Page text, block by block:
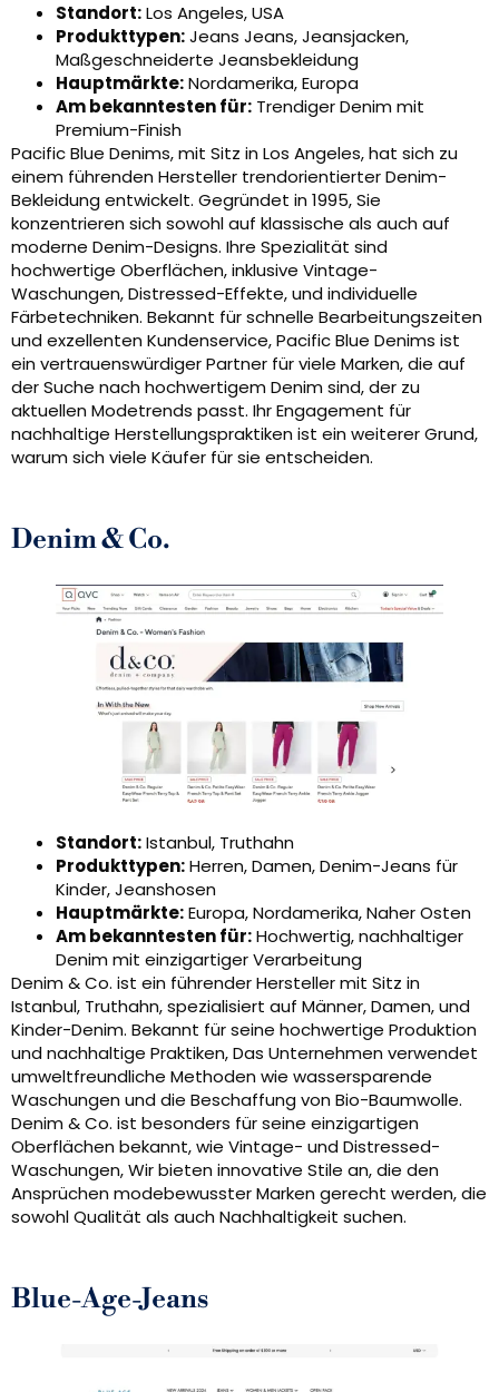
Standort:Los Angeles, USA
Produkttypen:Jeans Jeans, Jeansjacken,
Maßgeschneiderte Jeansbekleidung
Hauptmärkte:Nordamerika, Europa
Am bekanntesten für: Trendiger Denim mit
Premium-Finish
Pacific Blue Denims, mit Sitz in Los Angeles, hat sich zu
einem führenden Hersteller trendorientierter Denim-
Bekleidung entwickelt. Gegründet in 1995, Sie
konzentrieren sich sowohl auf klassische als auch auf
moderne Denim-Designs. Ihre Spezialität sind
hochwertige Oberflächen, inklusive Vintage-
Waschungen, Distressed-Effekte, und individuelle
Färbetechniken. Bekannt für schnelle Bearbeitungszeiten
und exzellenten Kundenservice, Pacific Blue Denims ist
ein vertrauenswürdiger Partner für viele Marken, die auf
der Suche nach hochwertigem Denim sind, der zu
aktuellen Modetrends passt. Ihr Engagement für
nachhaltige Herstellungspraktiken ist ein weiterer Grund,
warum sich viele Käufer für sie entscheiden.
Denim & Co.
Standort:Istanbul, Truthahn
Produkttypen:Herren, Damen, Denim-Jeans für
Kinder, Jeanshosen
Hauptmärkte:Europa, Nordamerika, Naher Osten
Am bekanntesten für:Hochwertig, nachhaltiger
Denim mit einzigartiger Verarbeitung
Denim & Co. ist ein führender Hersteller mit Sitz in
Istanbul, Truthahn, spezialisiert auf Männer, Damen, und
Kinder-Denim. Bekannt für seine hochwertige Produktion
und nachhaltige Praktiken, Das Unternehmen verwendet
umweltfreundliche Methoden wie wassersparende
Waschungen und die Beschaffung von Bio-Baumwolle.
Denim & Co. ist besonders für seine einzigartigen
Oberflächen bekannt, wie Vintage- und Distressed-
Waschungen, Wir bieten innovative Stile an, die den
Ansprüchen modebewusster Marken gerecht werden, die
sowohl Qualität als auch Nachhaltigkeit suchen.
Blue-Age-Jeans